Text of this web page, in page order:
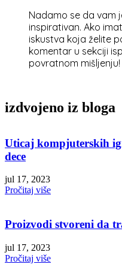
Nadamo se da vam
inspirativan. Ako
iskustva koja želite
komentar u sekciji
povratnom mišljenju!
izdvojeno iz bloga
Uticaj kompjuterskih
dece
jul 17, 2023
Pročitaj više
Proizvodi stvoreni da
jul 17, 2023
Pročitaj više